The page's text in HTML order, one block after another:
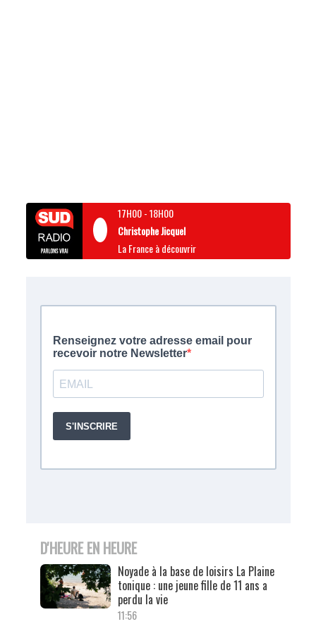
17H00-18H00
Christophe Jicquel
La France à découvrir
D'HEURE EN HEURE
Noyade à la base de loisirs La Plaine
tonique : une jeune fille de 11 ans a
perdu la vie
11:56